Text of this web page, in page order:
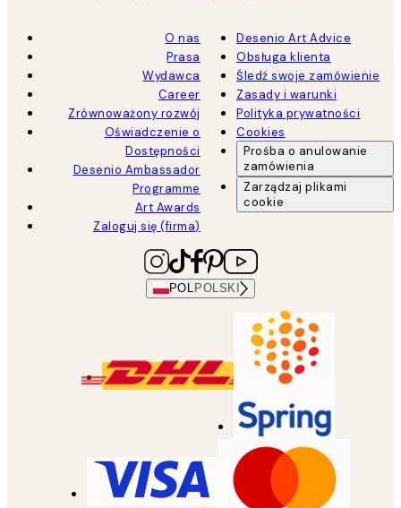
O nas
Prasa
Wydawca
Career
Zrównoważony rozwój
Oświadczenie o
Dostępności
Desenio Ambassador
Programme
Art Awards
Zaloguj się (firma)
Desenio Art Advice
Obsługa klienta
Śledź swoje zamówienie
Zasady i warunki
Polityka prywatności
Cookies
Prośba o anulowanie
zamówienia
Zarządzaj plikami
cookie
POL POLSKI